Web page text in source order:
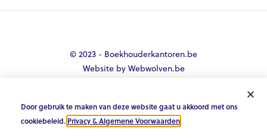
© 2023 - Boekhouderkantoren.be
Website by Webwolven.be
 
Door gebruik te maken van deze website gaat u akkoord met ons
cookiebeleid. Privacy & Algemene Voorwaarden